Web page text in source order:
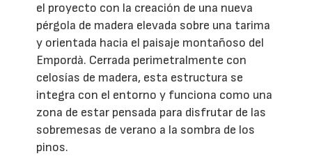
el proyecto con la creación de una nueva
pérgola de madera elevada sobre una tarima
y orientada hacia el paisaje montañoso del
Empordà. Cerrada perimetralmente con
celosías de madera, esta estructura se
integra con el entorno y funciona como una
zona de estar pensada para disfrutar de las
sobremesas de verano a la sombra de los
pinos.